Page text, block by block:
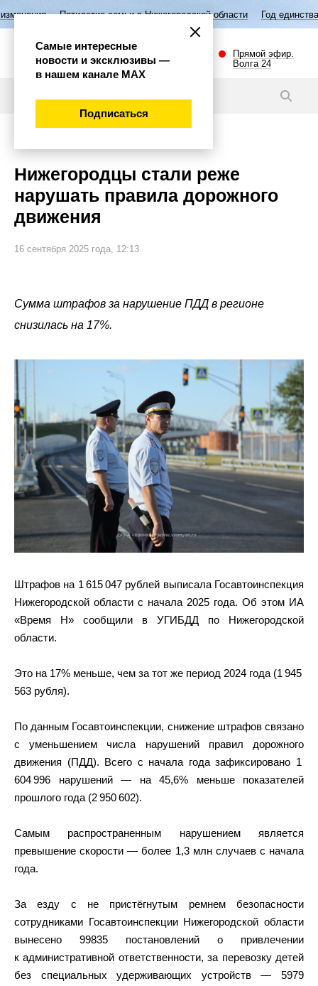
семьи в Нижегородской области Год единства народов России
Прямой эфир.
Волга 24
Нижегородцы стали реже
нарушать правила дорожного
движения
16 сентября 2025 года, 12:13
Сумма штрафов за нарушение ПДД в регионе
снизилась на 17%.
Штрафов на 1 615 047 рублей выписала Госавтоинспекция
Нижегородской области с начала 2025 года. Об этом ИА
«Время Н» сообщили в УГИБДД по Нижегородской
области.
Это на 17% меньше, чем за тот же период 2024 года (1 945
563 рубля).
По данным Госавтоинспекции, снижение штрафов связано
с уменьшением числа нарушений правил дорожного
движения (ПДД). Всего с начала года зафиксировано 1
604 996 нарушений — на 45,6% меньше показателей
прошлого года (2 950 602).
Самым распространенным нарушением является
превышение скорости — более 1,3 млн случаев с начала
года.
За езду с не пристёгнутым ремнем безопасности
сотрудниками Госавтоинспекции Нижегородской области
вынесено 99835 постановлений о привлечении
к административной ответственности, за перевозку детей
без специальных удерживающих устройств — 5979
Самые интересные
новости и эксклюзивы —
в нашем канале МАХ
Подписаться